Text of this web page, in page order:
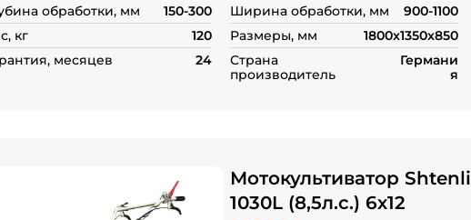
обработки, мм
150-300 Ширина обработки, мм
900-1100
кг
120 Размеры, мм
1800x1350x850
месяцев
24
Страна
производитель
Германи
я
Мотокультиватор Shtenli
1030L (8,5л.с.) 6х12